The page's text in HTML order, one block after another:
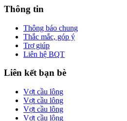
Thông tin
Thông báo chung
Thắc mắc, góp ý
Trợ giúp
Liên hệ BQT
Liên kết bạn bè
Vợt cầu lông
Vợt cầu lông
Vợt cầu lông
Vợt cầu lông